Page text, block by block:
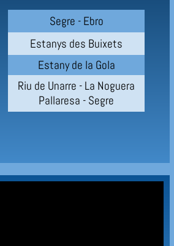
Segre - Ebro
Estanys des Buixets
Estany de la Gola
Riu de Unarre - La Noguera
Pallaresa - Segre